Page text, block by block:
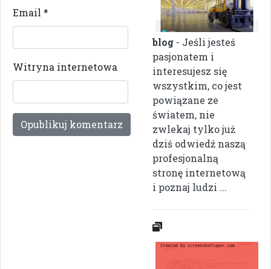
Email *
Witryna internetowa
blog - Jeśli jesteś
pasjonatem i
interesujesz się
wszystkim, co jest
powiązane ze
światem, nie
zwlekaj tylko już
dziś odwiedź naszą
profesjonalną
stronę internetową
i poznaj ludzi ...